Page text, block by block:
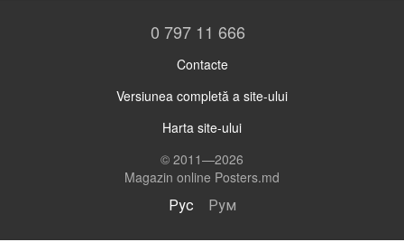
0 797 11 666
Contacte
Versiunea completă a site-ului
Harta site-ului
© 2011—2026
Magazin online Posters.md
Рус Рум